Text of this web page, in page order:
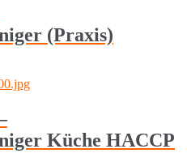
(Praxis)
Küche HACCP